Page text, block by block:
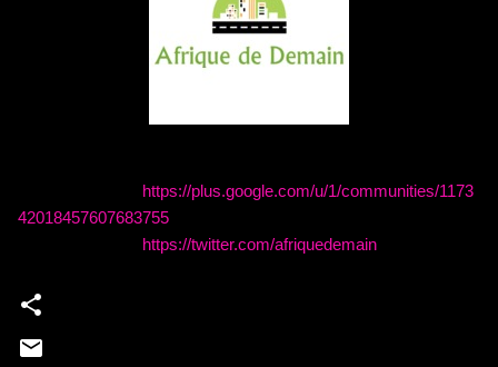
https://plus.google.com/u/1/communities/1173
42018457607683755
https://twitter.com/afriquedemain